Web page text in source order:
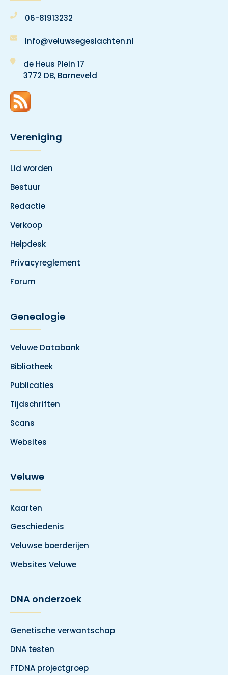
06-81913232
Info@veluwsegeslachten.nl
de Heus Plein 17
3772 DB, Barneveld
Vereniging
Lid worden
Bestuur
Redactie
Verkoop
Helpdesk
Privacyreglement
Forum
Genealogie
Veluwe Databank
Bibliotheek
Publicaties
Tijdschriften
Scans
Websites
Veluwe
Kaarten
Geschiedenis
Veluwse boerderijen
Websites Veluwe
DNA onderzoek
Genetische verwantschap
DNA testen
FTDNA projectgroep